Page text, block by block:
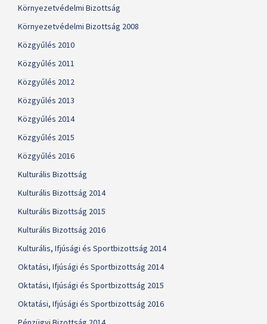
Környezetvédelmi Bizottság
Környezetvédelmi Bizottság 2008
Közgyűlés 2010
Közgyűlés 2011
Közgyűlés 2012
Közgyűlés 2013
Közgyűlés 2014
Közgyűlés 2015
Közgyűlés 2016
Kulturális Bizottság
Kulturális Bizottság 2014
Kulturális Bizottság 2015
Kulturális Bizottság 2016
Kulturális, Ifjúsági és Sportbizottság 2014
Oktatási, Ifjúsági és Sportbizottság 2014
Oktatási, Ifjúsági és Sportbizottság 2015
Oktatási, Ifjúsági és Sportbizottság 2016